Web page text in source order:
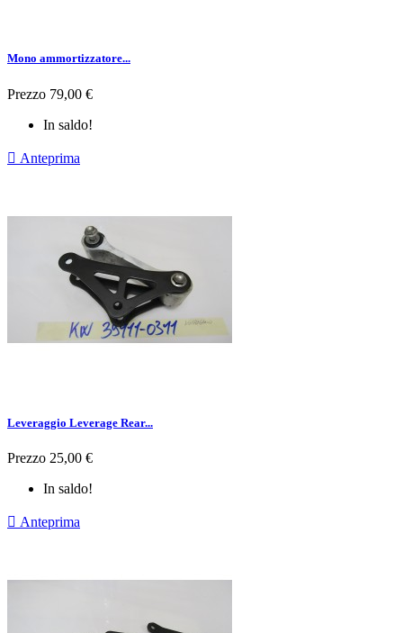
Mono ammortizzatore...
Prezzo 79,00 €
In saldo!
 Anteprima
Leveraggio Leverage Rear...
Prezzo 25,00 €
In saldo!
 Anteprima